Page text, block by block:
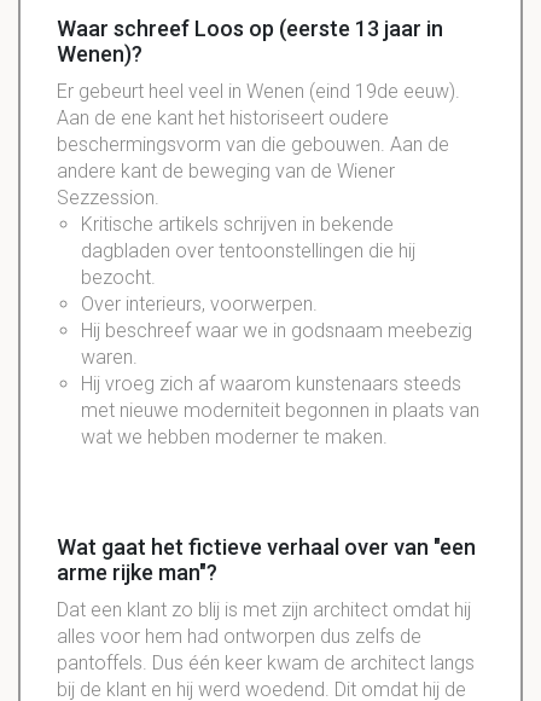
Waar schreef Loos op (eerste 13 jaar in
Wenen)?
Er gebeurt heel veel in Wenen (eind 19de eeuw).
Aan de ene kant het historiseert oudere
beschermingsvorm van die gebouwen. Aan de
andere kant de beweging van de Wiener
Sezzession.
Kritische artikels schrijven in bekende
dagbladen over tentoonstellingen die hij
bezocht.
Over interieurs, voorwerpen.
Hij beschreef waar we in godsnaam meebezig
waren.
Hij vroeg zich af waarom kunstenaars steeds
met nieuwe moderniteit begonnen in plaats van
wat we hebben moderner te maken.
Wat gaat het fictieve verhaal over van "een
arme rijke man"?
Dat een klant zo blij is met zijn architect omdat hij
alles voor hem had ontworpen dus zelfs de
pantoffels. Dus één keer kwam de architect langs
bij de klant en hij werd woedend. Dit omdat hij de